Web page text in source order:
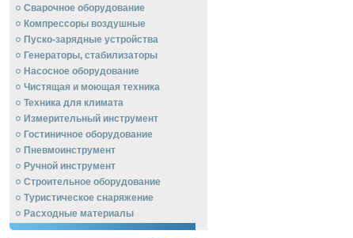
Сварочное оборудование
Компрессоры воздушные
Пуско-зарядные устройства
Генераторы, стабилизаторы
Насосное оборудование
Чистящая и моющая техника
Техника для климата
Измерительный инструмент
Гостиничное оборудование
Пневмоинструмент
Ручной инcтрумент
Строительное оборудование
Туристическое снаряжение
Расходные материалы